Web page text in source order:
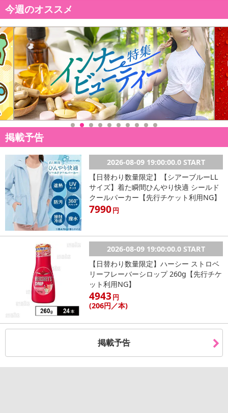
さい）
こちらの情報は2026-07-09 14:13:35.0での情報となります。
今週のオススメ
掲載予告
2026-08-09 19:00:00.0 START
【日替わり数量限定】【シアーブルーLL
サイズ】着た瞬間ひんやり快適 シールド
クールパーカー【先行チケット利用NG】
7990円
2026-08-09 19:00:00.0 START
【日替わり数量限定】ハーシー ストロベ
リーフレーバーシロップ 260g【先行チケ
ット利用NG】
4943円
(206円／本)
掲載予告